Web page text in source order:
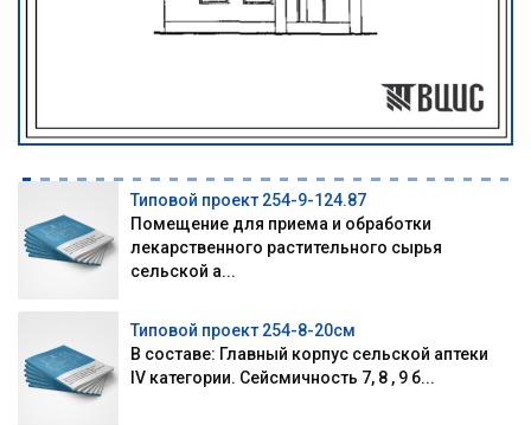
Типовой проект 254-9-124.87
Помещение для приема и обработки
лекарственного растительного сырья
сельской а...
Типовой проект 254-8-20см
В составе: Главный корпус сельской аптеки
IV категории. Сейсмичность 7, 8 , 9 б...